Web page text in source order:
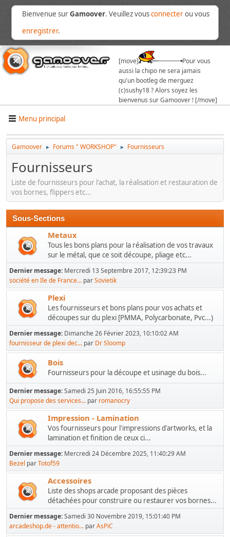
Bienvenue surGamoover. Veuillez vousconnecterou vous
enregistrer.
[move]
Pour vous
aussi la chipo ne sera jamais
qu'un bootleg de merguez
(c)sushy18 ? Alors soyez les
bienvenus sur Gamoover ! [/move]
Menu principal
Gamoover ► Forums " WORKSHOP" ► Fournisseurs
Fournisseurs
Liste de fournisseurs pour l'achat, la réalisation et restauration de
vos bornes, flippers etc...
Sous-Sections
Metaux
Tous les bons plans pour la réalisation de vos travaux
sur le métal, que ce soit découpe, pliage etc...
Dernier message: Mercredi 13 Septembre 2017, 12:39:23 PM
société en Ile de France... parSovietik
Plexi
Les fournisseurs et bons plans pour vos achats et
découpes sur du plexi [PMMA, Polycarbonate, Pvc...)
Dernier message: Dimanche 26 Février 2023, 10:10:02 AM
fournisseur de plexi dec... par Dr Sloomp
Bois
Fournisseurs pour la découpe et usinage du bois...
Dernier message:Samedi 25 Juin 2016, 16:55:55 PM
Qui propose des services... par romanocry
Impression - Lamination
Vos fournisseurs pour l'impressions d'artworks, et la
lamination et finition de ceux ci...
Dernier message: Mercredi 24 Décembre 2025, 11:40:29 AM
Bezel parTotof59
Accessoires
Liste des shops arcade proposant des pièces
détachées pour construire ou restaurer vos bornes...
Dernier message:Samedi 30 Novembre 2019, 15:01:40 PM
arcadeshop.de - attentio... parAsPiC